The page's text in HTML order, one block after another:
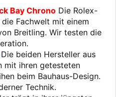
Bay Chrono Die Rolex-
Fachwelt mit einem
Breitling. Wir testen die
Die beiden Hersteller aus
mit ihren getesteten
beim Bauhaus-Design.
Technik.